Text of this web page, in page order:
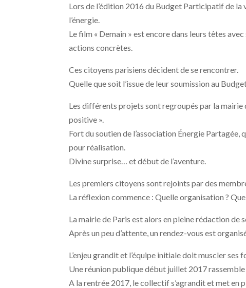
Lors de l’édition 2016 du Budget Participatif de la
l’énergie.
Le film « Demain » est encore dans leurs têtes
actions concrètes.
Ces citoyens parisiens décident de se rencontrer.
Quelle que soit l’issue de leur soumission au
Les différents projets sont regroupés par la mairie
positive ».
Fort du soutien de l’association Énergie
pour réalisation.
Divine surprise… et début de l’aventure.
Les premiers citoyens sont rejoints par des
La réflexion commence : Quelle organisation ?
La mairie de Paris est alors en pleine rédaction de
Après un peu d’attente, un rendez-vous est
L’enjeu grandit et l’équipe initiale doit muscler ses
Une réunion publique début juillet 2017
A la rentrée 2017, le collectif s’agrandit et met en